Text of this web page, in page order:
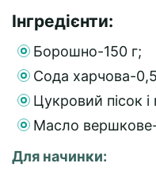
Інгредієнти:
Борошно-150 г;
Сода харчова-
Цукровий пісок
Масло вершкове-
Для начинки: